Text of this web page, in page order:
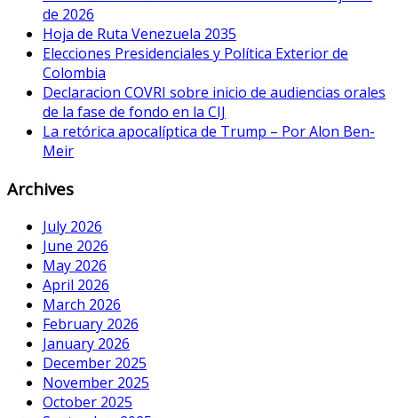
de 2026
Hoja de Ruta Venezuela 2035
Elecciones Presidenciales y Política Exterior de
Colombia
Declaracion COVRI sobre inicio de audiencias orales
de la fase de fondo en la CIJ
La retórica apocalíptica de Trump – Por Alon Ben-
Meir
Archives
July 2026
June 2026
May 2026
April 2026
March 2026
February 2026
January 2026
December 2025
November 2025
October 2025